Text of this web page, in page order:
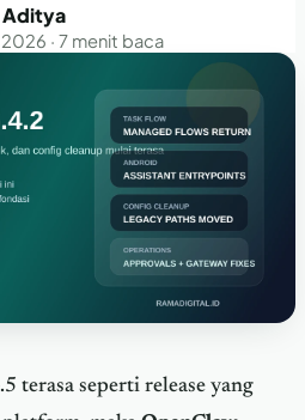
Aditya
· 7 menit baca
terasa seperti release yang